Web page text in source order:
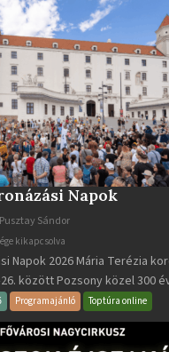
Napok
Pusztay Sándor
kikapcsolva
Napok 2026 Mária Terézia
között Pozsony közel 300
Programajánló Toptúra online